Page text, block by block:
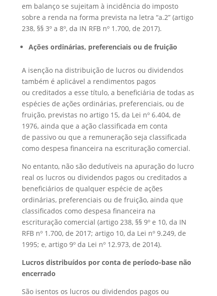
em balanço se sujeitam à incidência do imposto
sobre a renda na forma prevista na letra “a.2” (artigo
238, §§ 3º a 8º, da IN RFB nº 1.700, de 2017).
Ações ordinárias, preferenciais ou de fruição
A isenção na distribuição de lucros ou dividendos
também é aplicável a rendimentos pagos
ou creditados a esse título, a beneficiária de todas as
espécies de ações ordinárias, preferenciais, ou de
fruição, previstas no artigo 15, da Lei nº 6.404, de
1976, ainda que a ação classificada em conta
de passivo ou que a remuneração seja classificada
como despesa financeira na escrituração comercial.
No entanto, não são dedutíveis na apuração do lucro
real os lucros ou dividendos pagos ou creditados a
beneficiários de qualquer espécie de ações
ordinárias, preferenciais ou de fruição, ainda que
classificados como despesa financeira na
escrituração comercial (artigo 238, §§ 9º e 10, da IN
RFB nº 1.700, de 2017; artigo 10, da Lei nº 9.249, de
1995; e, artigo 9º da Lei nº 12.973, de 2014).
Lucros distribuídos por conta de período-base não
encerrado
São isentos os lucros ou dividendos pagos ou